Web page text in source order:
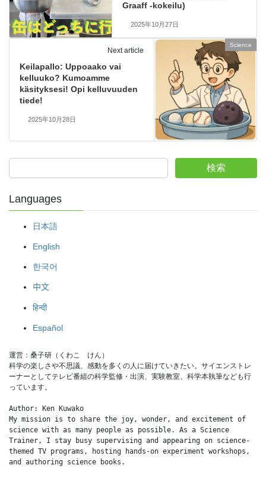
Graaff -kokeilu)
2025年10月27日
Science
Next article
Keilapallo: Uppoaako vai
kelluuko? Kumoamme
käsityksesi! Opi kelluvuuden
tiede!
2025年10月28日
検索
Languages
日本語
English
한국어
中文
हिन्दी
Español
運営：桑子研（くわこ　けん）
科学の楽しさや不思議、感動を多くの人に届けていきたい。サイエンストレ
ーナーとしてテレビ番組の科学監修・出演、実験教室、科学本執筆なども行
っています。
Author: Ken Kuwako
My mission is to share the joy, wonder, and excitement of
science with as many people as possible. As a Science
Trainer, I stay busy supervising and appearing on science-
themed TV programs, hosting hands-on experiment workshops,
and authoring science books.